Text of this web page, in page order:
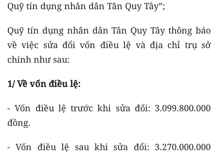
Quỹ tín dụng nhân dân Tân Quy Tây”;
Quỹ tín dụng nhân dân Tân Quy Tây thông báo
về việc sửa đổi vốn điều lệ và địa chỉ trụ sở
chính như sau:
1/ Về vốn điều lệ:
- Vốn điều lệ trước khi sửa đổi: 3.099.800.000
đồng.
- Vốn điều lệ sau khi sửa đổi: 3.270.000.000